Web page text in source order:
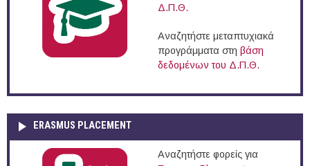
Δ.Π.Θ.
Αναζητήστε μεταπτυχιακά
προγράμματα στη βάση
δεδομένων του Δ.Π.Θ.
ERASMUS PLACEMENT
Αναζητήστε φορείς για